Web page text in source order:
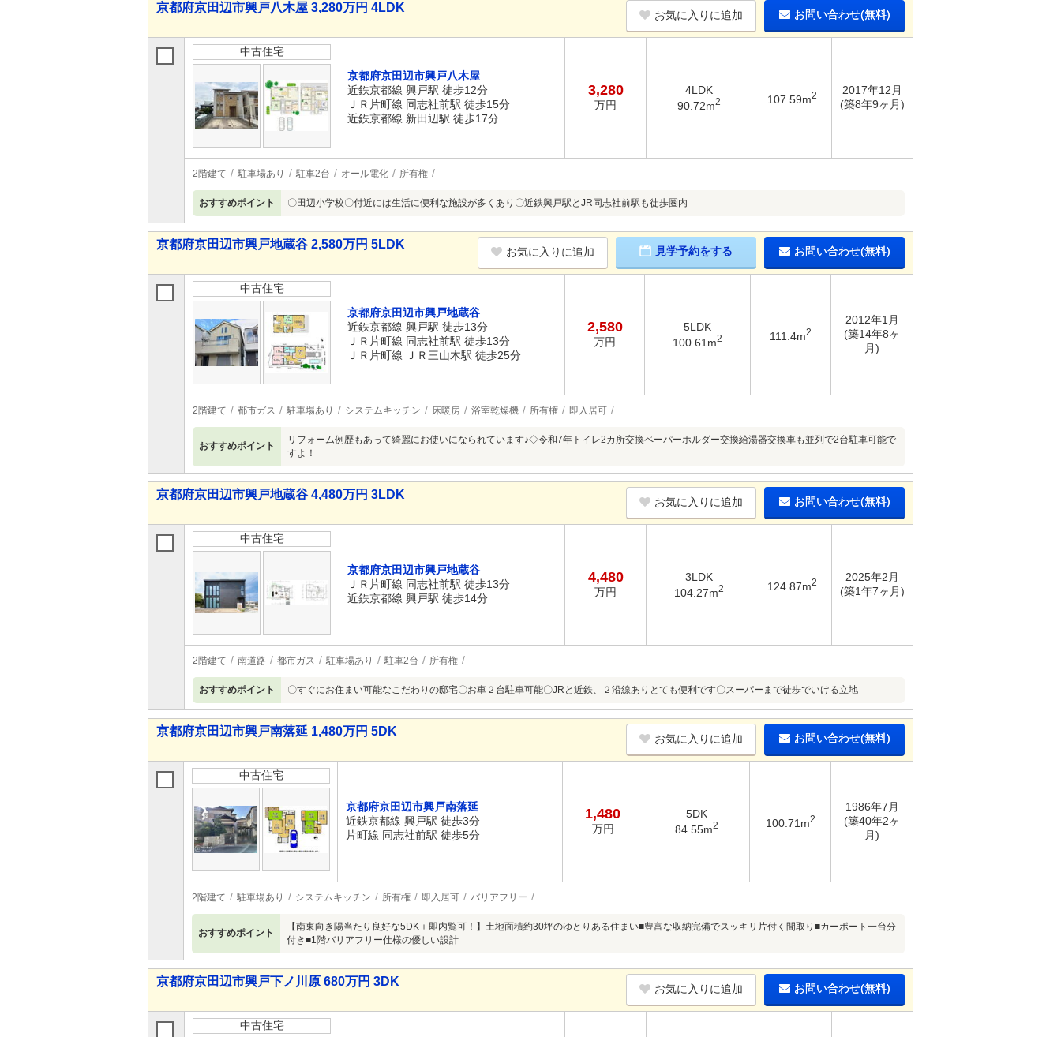
京都府京田辺市興戸八木屋 3,280万円 4LDK
お気に入りに追加 お問い合わせ(無料)
中古住宅
京都府京田辺市興戸八木屋
近鉄京都線 興戸駅 徒歩12分
ＪＲ片町線 同志社前駅 徒歩15分
近鉄京都線 新田辺駅 徒歩17分
3,280
万円
4LDK
90.72m2 107.59m2
2017年12月
(築8年9ヶ月)
2階建て 駐車場あり 駐車2台 オール電化 所有権
おすすめポイント 〇田辺小学校〇付近には生活に便利な施設が多くあり〇近鉄興戸駅とJR同志社前駅も徒歩圏内
京都府京田辺市興戸地蔵谷 2,580万円 5LDK
お気に入りに追加 見学予約をする お問い合わせ(無料)
中古住宅
京都府京田辺市興戸地蔵谷
近鉄京都線 興戸駅 徒歩13分
ＪＲ片町線 同志社前駅 徒歩13分
ＪＲ片町線 ＪＲ三山木駅 徒歩25分
2,580
万円
5LDK
100.61m2 111.4m2
2012年1月
(築14年8ヶ
月)
2階建て 都市ガス 駐車場あり システムキッチン 床暖房 浴室乾燥機 所有権 即入居可
おすすめポイント
リフォーム例歴もあって綺麗にお使いになられています♪◇令和7年トイレ2カ所交換ペーパーホルダー交換給湯器交換車も並列で2台駐車可能で
すよ！
京都府京田辺市興戸地蔵谷 4,480万円 3LDK
お気に入りに追加 お問い合わせ(無料)
中古住宅
京都府京田辺市興戸地蔵谷
ＪＲ片町線 同志社前駅 徒歩13分
近鉄京都線 興戸駅 徒歩14分
4,480
万円
3LDK
104.27m2 124.87m2
2025年2月
(築1年7ヶ月)
2階建て 南道路 都市ガス 駐車場あり 駐車2台 所有権
おすすめポイント 〇すぐにお住まい可能なこだわりの邸宅〇お車２台駐車可能〇JRと近鉄、２沿線ありとても便利です〇スーパーまで徒歩でいける立地
京都府京田辺市興戸南落延 1,480万円 5DK
お気に入りに追加 お問い合わせ(無料)
中古住宅
京都府京田辺市興戸南落延
近鉄京都線 興戸駅 徒歩3分
片町線 同志社前駅 徒歩5分
1,480
万円
5DK
84.55m2 100.71m2
1986年7月
(築40年2ヶ
月)
2階建て 駐車場あり システムキッチン 所有権 即入居可 バリアフリー
おすすめポイント
【南東向き陽当たり良好な5DK＋即内覧可！】土地面積約30坪のゆとりある住まい■豊富な収納完備でスッキリ片付く間取り■カーポート一台分
付き■1階バリアフリー仕様の優しい設計
京都府京田辺市興戸下ノ川原 680万円 3DK
お気に入りに追加 お問い合わせ(無料)
中古住宅